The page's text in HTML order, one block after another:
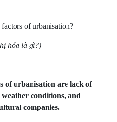
of urbanisation?
hóa là gì?)
of urbanisation are lack of
conditions, and
companies.